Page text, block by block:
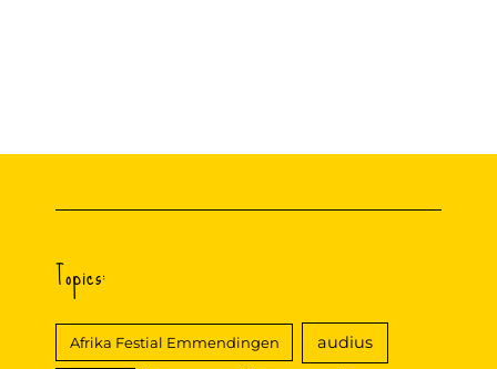
Topics:
Afrika Festial Emmendingen audius